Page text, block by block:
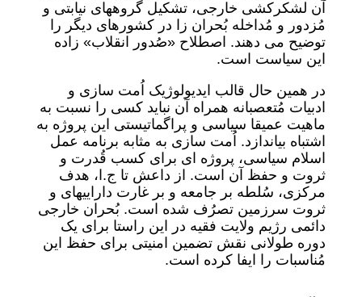
آن لشکرکشی خارجی، تشکیل گروههای نیابتی و
مُزدور و مُداخله بُحران زا در کشورهای دیگر را
توضیح می دهند. اصطلاح «صُدور انقلاب» زاده
این سیاست است.
در همین حال قالب ایدیولوژیک اُمت سازی و
ادبیات مُتعصبانه همراه آن نباید کسی را نسبت به
ماهیت عمیقا سیاسی و پراگماتیستی این پروژه به
اشتباه بیاندازد. اُمت سازی به مثابه برنامه عمل
اسلام سیاسی، پروژه ای برای کسب قُدرت و
ثروت و حفظ آن است. از داعش تا ج.ا، هدف
مرکزی، سُلطه بر جامعه و بر غارت داراییهای و
ثروت سرزمین تصرُف شده است. بُحران خارجی
دائمی رژیم ولایت فقیه در این راستا برای یک
دوره طولانی نقش تضمین امنیتی برای حفظ این
مُناسبات را ایفا کرده است.